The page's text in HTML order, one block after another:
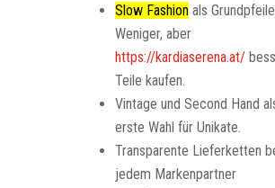
Slow Fashion als
Weniger, aber
https://kardiaserena.at/
Teile kaufen.
Vintage und Second Hand
erste Wahl für Unikate.
Transparente Lieferketten
jedem Markenpartner